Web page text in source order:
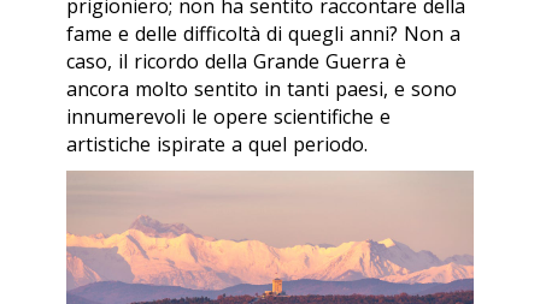
prigioniero; non ha sentito raccontare della
fame e delle difficoltà di quegli anni? Non a
caso, il ricordo della Grande Guerra è
ancora molto sentito in tanti paesi, e sono
innumerevoli le opere scientifiche e
artistiche ispirate a quel periodo.